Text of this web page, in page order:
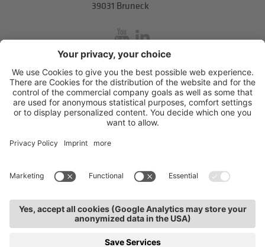
39031 Bruneck
inService
Mitterweg 5, Bozner Boden,I-39100Bozen.T+39 0471 310
311. info@hds-bz.it
Impressum
Datenschutzerklärung